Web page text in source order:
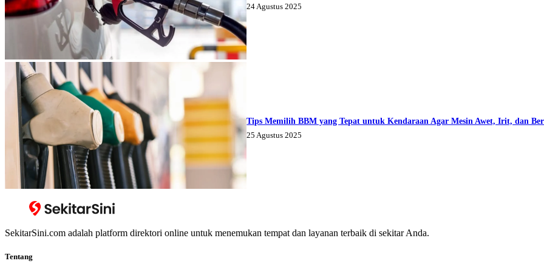
24 Agustus 2025
Tips Memilih BBM yang Tepat untuk Kendaraan Agar Mesin Awet, Irit, dan
25 Agustus 2025
SekitarSini.com adalah platform direktori online untuk menemukan tempat dan layanan terbaik di sekitar Anda.
Tentang